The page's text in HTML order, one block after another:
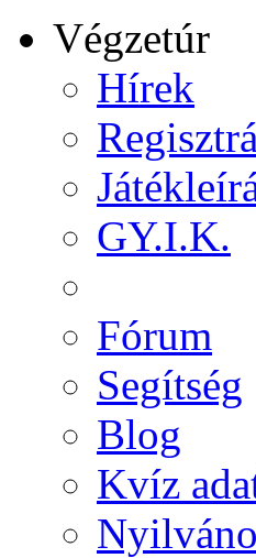
Végzetúr
Hírek
GY.I.K.
Fórum
Segítség
Blog
Kvíz